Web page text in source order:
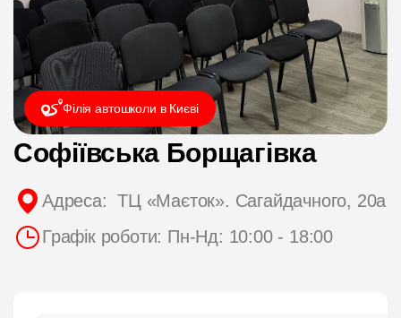
ВІДГУКИ
ЦІНИ
ГРАФІК
ІНСТРУКТОРИ
ОНЛАЙН НАВЧАННЯ
Філія автошколи в Києві
Софіївська Борщагівка
Адреса: ТЦ «Маєток». Сагайдачного, 20а
Графік роботи: Пн-Нд: 10:00 - 18:00